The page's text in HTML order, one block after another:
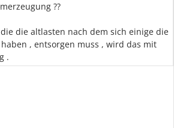
??
die altlasten nach dem sich einige die
, entsorgen muss , wird das mit
.